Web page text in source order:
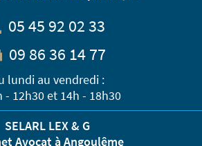
05 45 92 02 33
09 86 36 14 77
lundi au vendredi :
- 12h30 et 14h - 18h30
SELARL LEX & G
Avocat à Angoulême